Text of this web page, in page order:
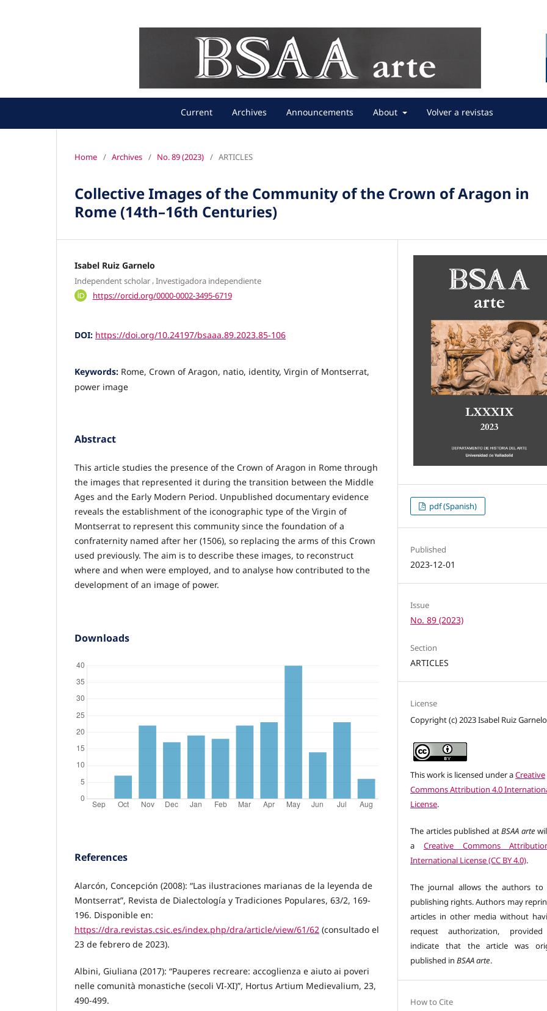
Current Archives Announcements About Volver a revistas
Home / Archives / No. 89 (2023) / ARTICLES
Collective Images of the Community of the Crown of Aragon in
Rome (14th–16th Centuries)
Isabel Ruiz Garnelo
Independent scholar ,Investigadora independiente
https://orcid.org/0000-0002-3495-6719
DOI: https://doi.org/10.24197/bsaaa.89.2023.85-106
Keywords: Rome, Crown of Aragon, natio, identity, Virgin of Montserrat,
power image
Abstract
This article studies the presence of the Crown of Aragon in Rome through
the images that represented it during the transition between the Middle
Ages and the Early Modern Period. Unpublished documentary evidence
reveals the establishment of the iconographic type of the Virgin of
Montserrat to represent this community since the foundation of a
confraternity named after her (1506), so replacing the arms of this Crown
used previously. The aim is to describe these images, to reconstruct
where and when were employed, and to analyse how contributed to the
development of an image of power.
Downloads
References
Alarcón, Concepción (2008): “Las ilustraciones marianas de la leyenda de
Montserrat”, Revista de Dialectología y Tradiciones Populares, 63/2, 169-
196. Disponible en:
https://dra.revistas.csic.es/index.php/dra/article/view/61/62 (consultado el
23 de febrero de 2023).
Albini, Giuliana (2017): “Pauperes recreare: accoglienza e aiuto ai poveri
nelle comunità monastiche (secoli VI-XI)”, Hortus Artium Medievalium, 23,
490-499.
pdf (Spanish)
Published
2023-12-01
Issue
No. 89 (2023)
Section
ARTICLES
License
Copyright (c) 2023 Isabel Ruiz Garnelo
This work is licensed under aCreative
Commons Attribution 4.0
License.
The articles published atBSAA arte
a Creative Commons
International License (CC BY 4.0).
The journal allows the authors to
publishing rights. Authors may
articles in other media without
request authorization,
indicate that the article was
published inBSAA arte.
How to Cite